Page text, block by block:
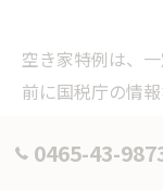
空き家特例は、
前に国税庁の情
0465-43-